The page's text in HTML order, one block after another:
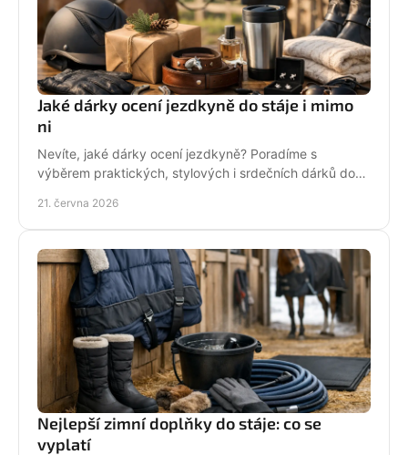
Jaké dárky ocení jezdkyně do stáje i mimo
ni
Nevíte, jaké dárky ocení jezdkyně? Poradíme s
výběrem praktických, stylových i srdečních dárků do
21. června 2026
Nejlepší zimní doplňky do stáje: co se
vyplatí